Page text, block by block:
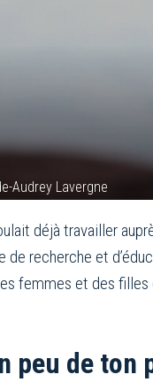
Audrey Lavergne
déjà travailler
de recherche et
femmes et des
peu de ton